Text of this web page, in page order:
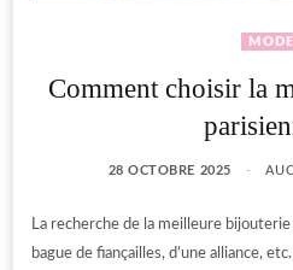
MODE
Comment choisir la
28 OCTOBRE 2025
La recherche de la meilleure bijouterie
bague de fiançailles, d’une alliance,